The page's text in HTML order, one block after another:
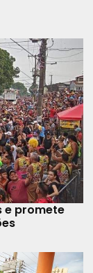
e promete